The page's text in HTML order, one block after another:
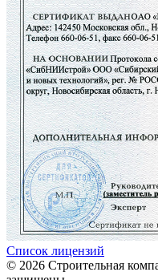
Список лицензий
© 2026 Строительная